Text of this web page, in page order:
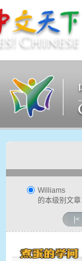
Williams
的本级别文章
|<